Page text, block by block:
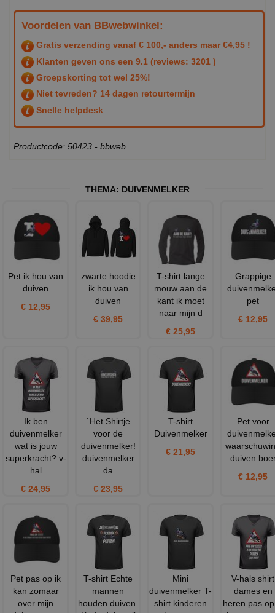
Voordelen van BBwebwinkel:
Gratis verzending vanaf € 100,- anders maar €4,95 !
Klanten geven ons een 9.1 (reviews: 3201 )
Groepskorting tot wel 25%!
Niet tevreden? 14 dagen retourtermijn
Snelle helpdesk
Productcode: 50423 - bbweb
THEMA: DUIVENMELKER
Pet ik hou van
duiven
€ 12,95
zwarte hoodie
ik hou van
duiven
€ 39,95
T-shirt lange
mouw aan de
kant ik moet
naar mijn d
€ 25,95
Grappige
pet
€ 12,95
Ik ben
duivenmelker
wat is jouw
superkracht? v-
hal
€ 24,95
`Het Shirtje
voor de
duivenmelker!
duivenmelker
da
€ 23,95
T-shirt
Duivenmelker
€ 21,95
Pet voor
duiven
€ 12,95
Pet pas op ik
kan zomaar
over mijn
T-shirt Echte
mannen
houden duiven.
Mini
duivenmelker T-
shirt kinderen
V-hals shirt
dames en
heren pas